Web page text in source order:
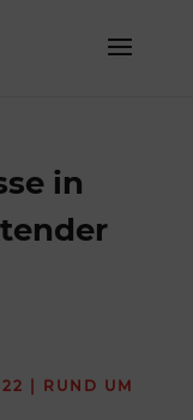
in
RUND UM